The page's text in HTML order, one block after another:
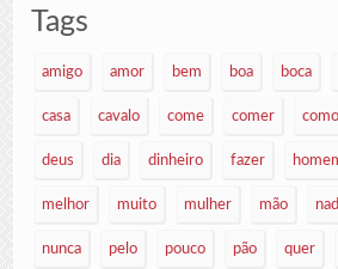
Tags
amigo amor bem boa boca
casa cavalo come comer como
deus dia dinheiro fazer
melhor muito mulher mão
nunca pelo pouco pão quer